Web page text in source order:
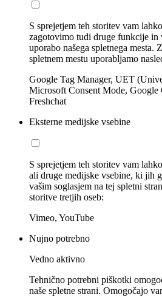
S sprejetjem teh storitev vam
zagotovimo tudi druge funkcije in
uporabo našega spletnega mesta.
spletnem mestu uporabljamo
Google Tag Manager, UET
Microsoft Consent Mode, Google
Freshchat
Eksterne medijske vsebine
S sprejetjem teh storitev vam
ali druge medijske vsebine, ki jih
vašim soglasjem na tej spletni
storitve tretjih oseb:
Vimeo, YouTube
Nujno potrebno
Vedno aktivno
Tehnično potrebni piškotki
naše spletne strani. Omogočajo